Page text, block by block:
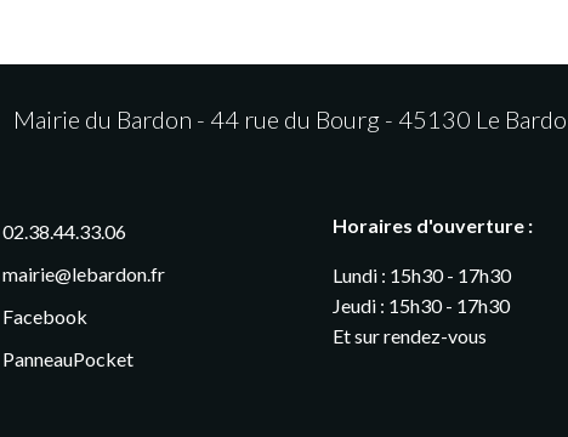
Mairie du Bardon - 44 rue du Bourg - 45130 Le
02.38.44.33.06
mairie@lebardon.fr
Facebook
PanneauPocket
Horaires d'ouverture :
Lundi : 15h30 - 17h30
Jeudi : 15h30 - 17h30
Et sur rendez-vous